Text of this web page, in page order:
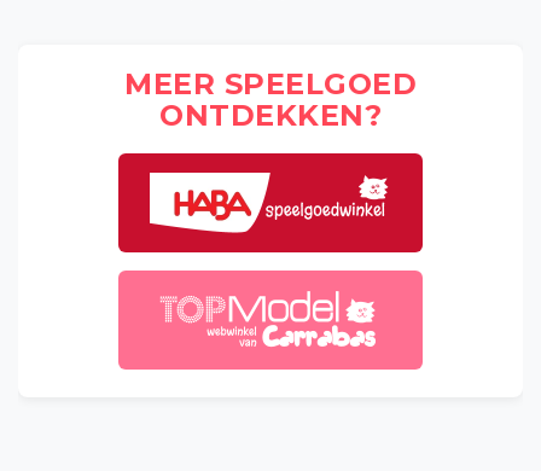
MEER SPEELGOED
ONTDEKKEN?